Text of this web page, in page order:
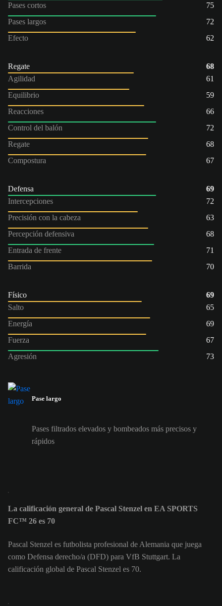
Pases cortos
75
Pases largos
72
Efecto
62
Regate
68
Agilidad
61
Equilibrio
59
Reacciones
66
Control del balón
72
Regate
68
Compostura
67
Defensa
69
Intercepciones
72
Precisión con la cabeza
63
Percepción defensiva
68
Entrada de frente
71
Barrida
70
Físico
69
Salto
65
Energía
69
Fuerza
67
Agresión
73
Pase largo
Pases filtrados elevados y bombeados más precisos y
rápidos
La calificación general de Pascal Stenzel en EA SPORTS
FC™ 26 es 70
Pascal Stenzel es futbolista profesional de Alemania que juega
como Defensa derecho/a (DFD) para VfB Stuttgart. La
calificación global de Pascal Stenzel es 70.